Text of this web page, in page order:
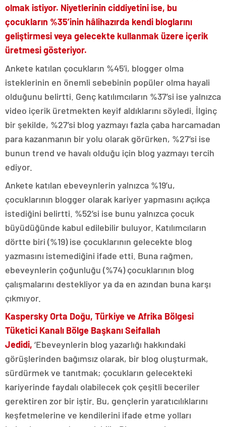
olmak istiyor. Niyetlerinin ciddiyetini ise, bu
çocukların %35’inin hâlihazırda kendi bloglarını
geliştirmesi veya gelecekte kullanmak üzere içerik
üretmesi gösteriyor.
Ankete katılan çocukların %45’i, blogger olma
isteklerinin en önemli sebebinin popüler olma hayali
olduğunu belirtti. Genç katılımcıların %37’si ise yalnızca
video içerik üretmekten keyif aldıklarını söyledi. İlginç
bir şekilde, %27’si blog yazmayı fazla çaba harcamadan
para kazanmanın bir yolu olarak görürken, %27’si ise
bunun trend ve havalı olduğu için blog yazmayı tercih
ediyor.
Ankete katılan ebeveynlerin yalnızca %19’u,
çocuklarının blogger olarak kariyer yapmasını açıkça
istediğini belirtti. %52’si ise bunu yalnızca çocuk
büyüdüğünde kabul edilebilir buluyor. Katılımcıların
dörtte biri (%19) ise çocuklarının gelecekte blog
yazmasını istemediğini ifade etti. Buna rağmen,
ebeveynlerin çoğunluğu (%74) çocuklarının blog
çalışmalarını destekliyor ya da en azından buna karşı
çıkmıyor.
Kaspersky Orta Doğu, Türkiye ve Afrika Bölgesi
Tüketici Kanalı Bölge Başkanı Seifallah
Jedidi, ‘Ebeveynlerin blog yazarlığı hakkındaki
görüşlerinden bağımsız olarak, bir blog oluşturmak,
sürdürmek ve tanıtmak; çocukların gelecekteki
kariyerinde faydalı olabilecek çok çeşitli beceriler
gerektiren zor bir iştir. Bu, gençlerin yaratıcılıklarını
keşfetmelerine ve kendilerini ifade etme yolları